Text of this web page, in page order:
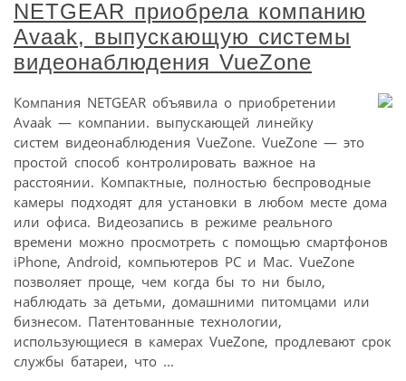
NETGEAR приобрела компанию
Avaak, выпускающую системы
видеонаблюдения VueZone
Компания NETGEAR объявила о приобретении
Avaak — компании. выпускающей линейку
систем видеонаблюдения VueZone. VueZone — это
простой способ контролировать важное на
расстоянии. Компактные, полностью беспроводные
камеры подходят для установки в любом месте дома
или офиса. Видеозапись в режиме реального
времени можно просмотреть с помощью смартфонов
iPhone, Android, компьютеров PC и Mac. VueZone
позволяет проще, чем когда бы то ни было,
наблюдать за детьми, домашними питомцами или
бизнесом. Патентованные технологии,
использующиеся в камерах VueZone, продлевают срок
службы батареи, что ...